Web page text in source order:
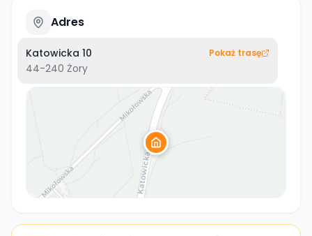
Adres
Katowicka 10
44-240 Żory
Pokaż trasę